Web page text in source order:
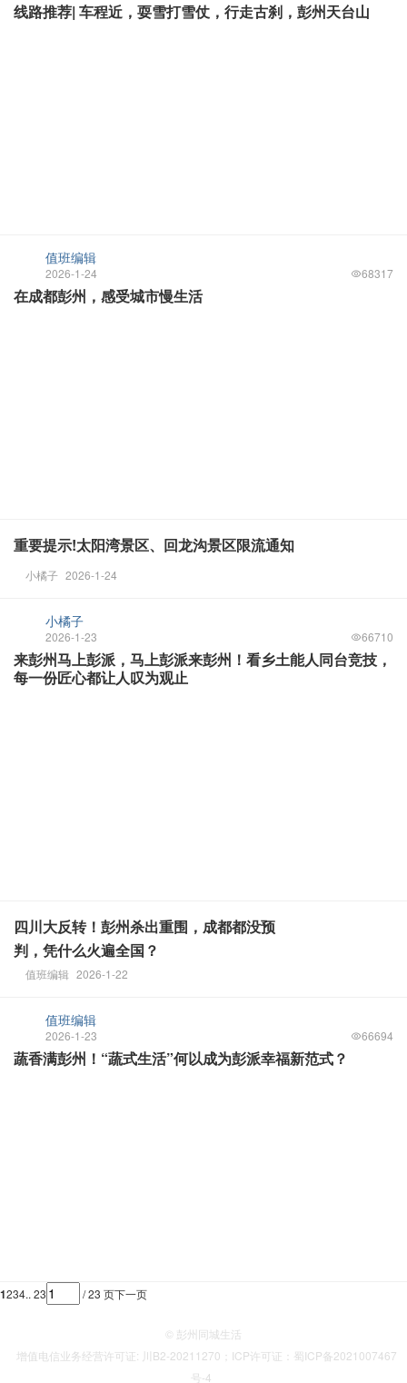
线路推荐| 车程近，耍雪打雪仗，行走古刹，彭州天台山
值班编辑
2026-1-24 68317
在成都彭州，感受城市慢生活
重要提示!太阳湾景区、回龙沟景区限流通知
小橘子 2026-1-24
小橘子
2026-1-23 66710
来彭州马上彭派，马上彭派来彭州！看乡土能人同台竞技，
每一份匠心都让人叹为观止
四川大反转！彭州杀出重围，成都都没预
判，凭什么火遍全国？
值班编辑 2026-1-22
值班编辑
2026-1-23 66694
蔬香满彭州！“蔬式生活”何以成为彭派幸福新范式？
1234.. 23 / 23 页下一页
© 彭州同城生活
增值电信业务经营许可证: 川B2-20211270；ICP许可证：蜀ICP备2021007467
号-4